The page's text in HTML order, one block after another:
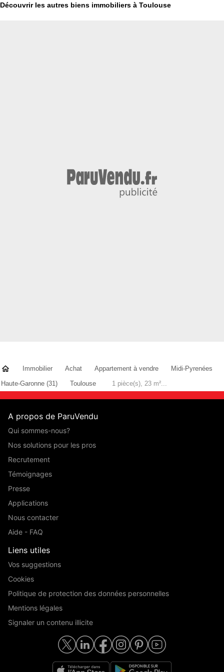
Découvrir les autres biens immobiliers à Toulouse
Immobilier Achat Appartement à vendre
Midi-Pyrenées
Haute-Garonne (31)
Toulouse 1 pièce(s), 23 m²...
A propos de ParuVendu
Qui sommes-nous?
Nos solutions pour les pros
Recrutement
Témoignages
Presse
Applications
Nous contacter
Aide - FAQ
Liens utiles
Vos suggestions
Cookies
Politique de protection des données personnelles
Mentions légales
Signaler un contenu illicite